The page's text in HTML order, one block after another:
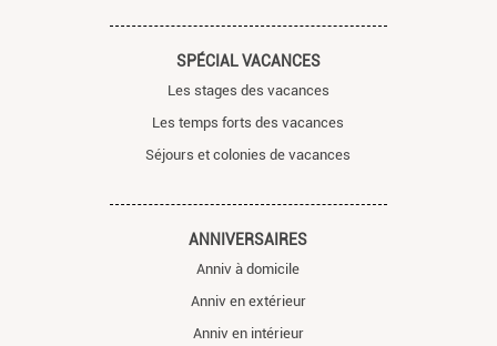
SPÉCIAL VACANCES
Les stages des vacances
Les temps forts des vacances
Séjours et colonies de vacances
ANNIVERSAIRES
Anniv à domicile
Anniv en extérieur
Anniv en intérieur